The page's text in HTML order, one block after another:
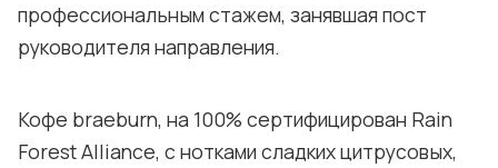
профессиональным стажем, занявшая пост
руководителя направления.
Кофе braeburn, на 100% сертифицирован Rain
Forest Alliance, с нотками сладких цитрусовых,